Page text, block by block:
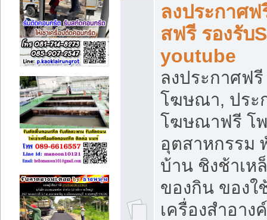
ลงประกาศ
สฟรี รองรับ
youtube
ลงประกาศฟ
โฆษณา, ประ
โฆษณาฟรี โ
อุตสาหกรรม
บ้าน ชิงช้าเห
ของกิน ของใ
เครื่องสำอา